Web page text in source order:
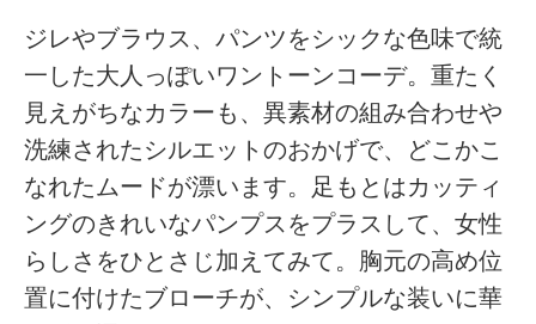
ジレやブラウス、パンツをシックな色味で統
一した大人っぽいワントーンコーデ。重たく
見えがちなカラーも、異素材の組み合わせや
洗練されたシルエットのおかげで、どこかこ
なれたムードが漂います。足もとはカッティ
ングのきれいなパンプスをプラスして、女性
らしさをひとさじ加えてみて。胸元の高め位
置に付けたブローチが、シンプルな装いに華